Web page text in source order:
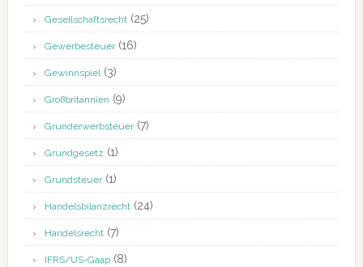
Gesellschaftsrecht(25)
Gewerbesteuer(16)
Gewinnspiel(3)
Großbritannien (9)
Grunderwerbsteuer(7)
Grundgesetz (1)
Grundsteuer(1)
Handelsbilanzrecht(24)
Handelsrecht(7)
IFRS/US-Gaap(8)